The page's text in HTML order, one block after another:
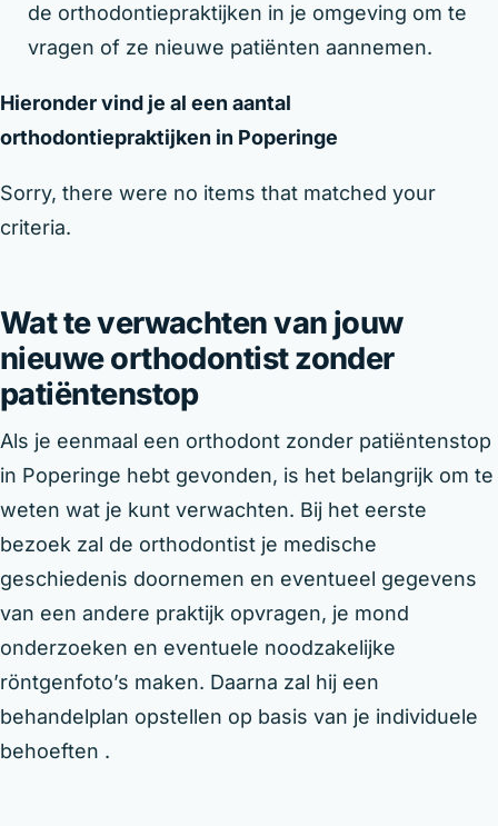
de orthodontiepraktijken in je omgeving om te
vragen of ze nieuwe patiënten aannemen.
Hieronder vind je al een aantal
orthodontiepraktijken in Poperinge
Sorry, there were no items that matched your
criteria.
Wat te verwachten van jouw
nieuwe orthodontist zonder
patiëntenstop
Als je eenmaal een orthodont zonder patiëntenstop
in Poperinge hebt gevonden, is het belangrijk om te
weten wat je kunt verwachten. Bij het eerste
bezoek zal de orthodontist je medische
geschiedenis doornemen en eventueel gegevens
van een andere praktijk opvragen, je mond
onderzoeken en eventuele noodzakelijke
röntgenfoto’s maken. Daarna zal hij een
behandelplan opstellen op basis van je individuele
behoeften .